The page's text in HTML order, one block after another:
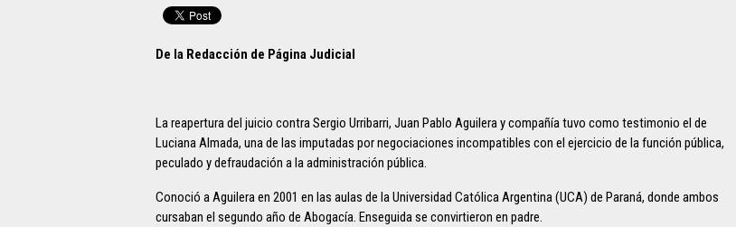
De la Redacción de Página Judicial
La reapertura del juicio contra Sergio Urribarri, Juan Pablo Aguilera y compañía tuvo como testimonio el de
Luciana Almada, una de las imputadas por negociaciones incompatibles con el ejercicio de la función pública,
peculado y defraudación a la administración pública.
Conoció a Aguilera en 2001 en las aulas de la Universidad Católica Argentina (UCA) de Paraná, donde ambos
cursaban el segundo año de Abogacía. Enseguida se convirtieron en padre.